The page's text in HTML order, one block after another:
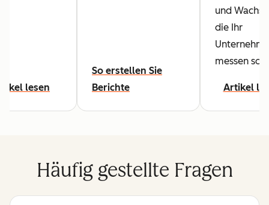
lesen
So erstellen Sie
Berichte
und
die Ihr
messen
Artikel
Häufig gestellte Fragen